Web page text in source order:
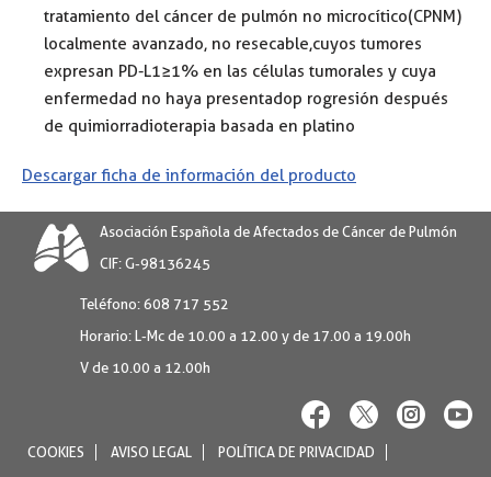
tratamiento del cáncer de pulmón no microcítico(CPNM)
localmente avanzado, no resecable,cuyos tumores
expresan PD-L1≥1% en las células tumorales y cuya
enfermedad no haya presentadop rogresión después
de quimiorradioterapia basada en platino
Descargar ficha de información del producto
Asociación Española de Afectados de Cáncer de Pulmón
CIF: G-98136245
Teléfono: 608 717 552
Horario: L-Mc de 10.00 a 12.00 y de 17.00 a 19.00h
V de 10.00 a 12.00h
COOKIES AVISO LEGAL POLÍTICA DE PRIVACIDAD